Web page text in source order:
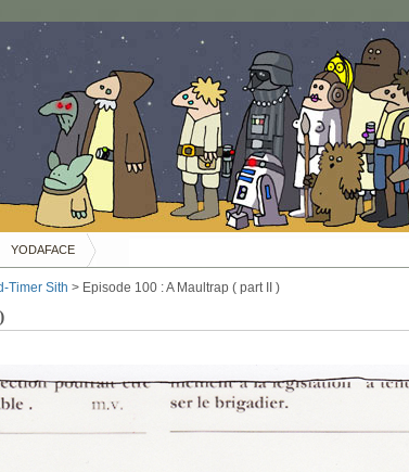
YODAFACE
Timer Sith > Episode 100 : A Maultrap ( part II )